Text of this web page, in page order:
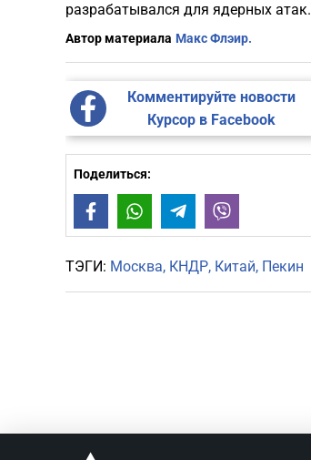
разрабатывался для ядерных атак.
Автор материала Макс Флэир.
Комментируйте новости
Курсор в Facebook
Поделиться:
FacebookWhatsAppTelegram
ТЭГИ: Москва КНДР Китай Пекин